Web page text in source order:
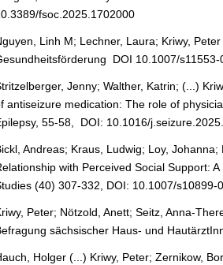
fsoc.2025.1702000
Linh M; Lechner, Laura; Kriwy,
DOI 10.1007/s11553-
Jenny; Walther, Katrin; (...)
antiseizure medication: The role of
55-58, DOI: 10.1016/
Andreas; Kraus, Ludwig; Loy,
with Perceived Social Support:
(40) 307-332, DOI: 10.1007/s10899-
Peter; Nötzold, Anett; Seitz, Anna-
sächsischer Haus- und
Holger (...) Kriwy, Peter; Zernikow,